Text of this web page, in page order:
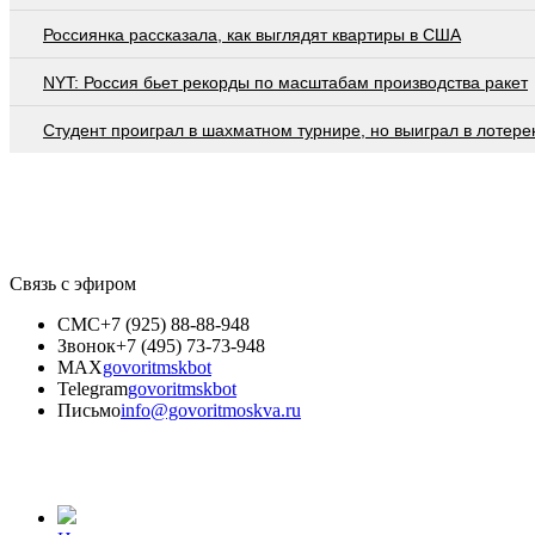
Россиянка рассказала, как выглядят квартиры в США
NYT: Россия бьет рекорды по масштабам производства ракет
Студент проиграл в шахматном турнире, но выиграл в
Связь с эфиром
СМС+7 (925) 88-88-948
Звонок+7 (495) 73-73-948
MAXgovoritmskbot
Telegramgovoritmskbot
Письмоinfo@govoritmoskva.ru